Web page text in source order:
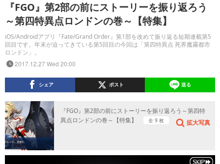
『FGO』第2部の前にストーリーを振り返ろう
～第四特異点ロンドンの巻～【特集】
iOS/Androidアプリ『Fate/Grand Order』第1部を改めて振り返る短期連載第5
回目です。年末が迫ってきている第5回目の今回は「第四特異点 死界魔霧都市
ロンドン」。
2017.12.27 Wed 20:00
シェア ポスト 送る
『FGO』第2部の前にストーリーを振り返ろう～第四特
異点ロンドンの巻～【特集】
全 9 枚 拡大写真